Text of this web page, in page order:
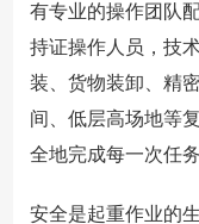
有专业的操作团队
持证操作人员，技
装、货物装卸、精
间、低层高场地等
全地完成每一次任务
安全是起重作业的